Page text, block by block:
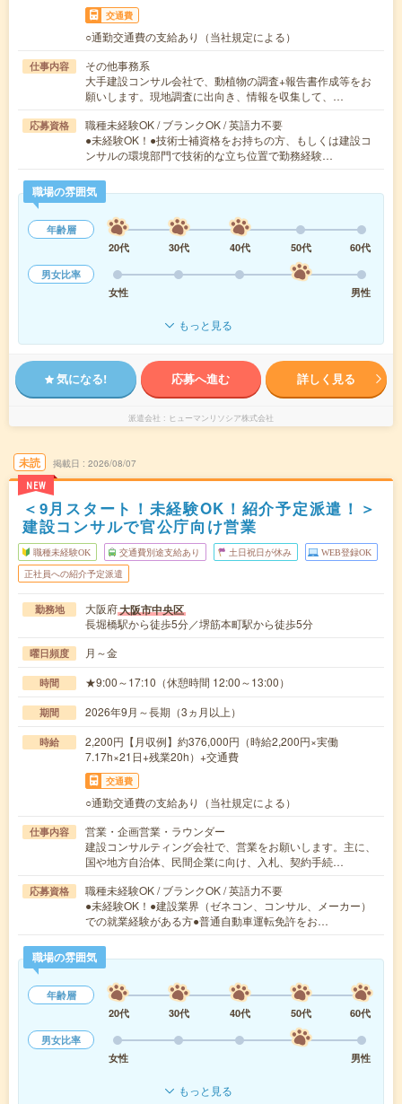
交通費
○通勤交通費の支給あり（当社規定による）
仕事内容
その他事務系
大手建設コンサル会社で、動植物の調査+報告書作成等をお
願いします。現地調査に出向き、情報を収集して、…
応募資格
職種未経験OK / ブランクOK / 英語力不要
●未経験OK！●技術士補資格をお持ちの方、もしくは建設コ
ンサルの環境部門で技術的な立ち位置で勤務経験…
職場の雰囲気
年齢層
20代
30代 40代 50代
60代
男女比率
女性
男性
もっと見る
気になる! 応募へ進む 詳しく見る
派遣会社 ヒューマンリソシア株式会社
未読
NEW
掲載日 2026/08/07
＜9月スタート！未経験OK！紹介予定派遣！＞
建設コンサルで官公庁向け営業
職種未経験OK 交通費別途支給あり 土日祝日が休み WEB登録OK
正社員への紹介予定派遣
勤務地 大阪府大阪市中央区
長堀橋駅から徒歩5分／堺筋本町駅から徒歩5分
曜日頻度 月～金
時間 ★9:00～17:10（休憩時間 12:00～13:00）
期間 2026年9月～長期（3ヵ月以上）
時給
2,200円【月収例】約376,000円（時給2,200円×実働
7.17h×21日+残業20h）+交通費
交通費
○通勤交通費の支給あり（当社規定による）
仕事内容
営業・企画営業・ラウンダー
建設コンサルティング会社で、営業をお願いします。主に、
国や地方自治体、民間企業に向け、入札、契約手続…
応募資格
職種未経験OK / ブランクOK / 英語力不要
●未経験OK！●建設業界（ゼネコン、コンサル、メーカー）
での就業経験がある方●普通自動車運転免許をお…
職場の雰囲気
年齢層
20代
30代 40代 50代
60代
男女比率
女性
男性
もっと見る